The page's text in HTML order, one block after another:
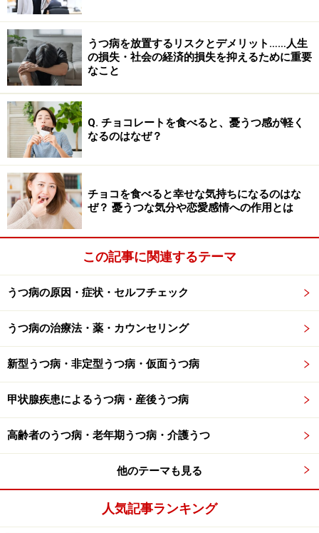
のような事に気を付けたら良いかを述べます。
うつを見逃さないためには？
何かきっかけはなかったですか？うつ病になる前には、
あるきっかけがあることが少なくありません。例えば、
会社での異動、転勤、また、引越しなど環境が変化した
時、また、肉親が亡くなられるといったような辛い出来
事を経験した時はうつ病のリスクが高まります。
落ち込み具合は日常で見られるレベルでしょうか？イン
ターネットなどで、うつ病のセルフチェックをされると
良いと思います。
いよいよ精神科を受診する際には、その人に一緒に付き
添って行きましょう。医師がうつ病と診断を下すには、
方から見た本人の様子の変化は貴重な情報となります。
またうつになると、口数も少ないので、医師とうまくコ
ミュニケーションが取れない場合もあります。
うつの方への接し方で気を付けたいこと
うつ病を放置するリスクとデメリット……人生
の損失・社会の経済的損失を抑えるために重要
なこと
Q. チョコレートを食べると、憂うつ感が軽く
なるのはなぜ？
チョコを食べると幸せな気持ちになるのはな
ぜ？ 憂うつな気分や恋愛感情への作用とは
この記事に関連するテーマ
うつ病の原因・症状・セルフチェック
うつ病の治療法・薬・カウンセリング
新型うつ病・非定型うつ病・仮面うつ病
甲状腺疾患によるうつ病・産後うつ病
高齢者のうつ病・老年期うつ病・介護うつ
他のテーマも見る
人気記事ランキング